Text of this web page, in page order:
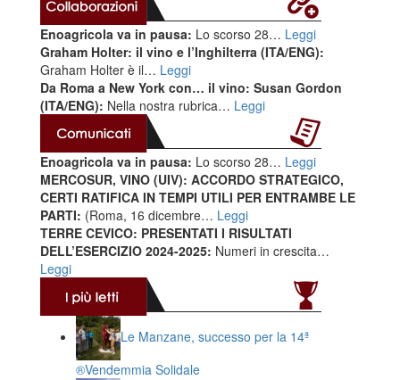
Enoagricola va in pausa: Lo scorso 28… Leggi
Graham Holter: il vino e l’Inghilterra (ITA/ENG):
Graham Holter è il… Leggi
Da Roma a New York con… il vino: Susan Gordon
(ITA/ENG): Nella nostra rubrica… Leggi
Enoagricola va in pausa: Lo scorso 28… Leggi
MERCOSUR, VINO (UIV): ACCORDO STRATEGICO,
CERTI RATIFICA IN TEMPI UTILI PER ENTRAMBE LE
PARTI: (Roma, 16 dicembre… Leggi
TERRE CEVICO: PRESENTATI I RISULTATI
DELL’ESERCIZIO 2024-2025: Numeri in crescita…
Leggi
Le Manzane, successo per la 14ª
®️Vendemmia Solidale